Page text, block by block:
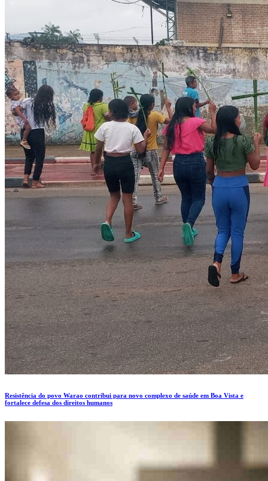
Resistência do povo Warao contribui para novo complexo de saúde em Boa Vista e
fortalece defesa dos direitos humanos